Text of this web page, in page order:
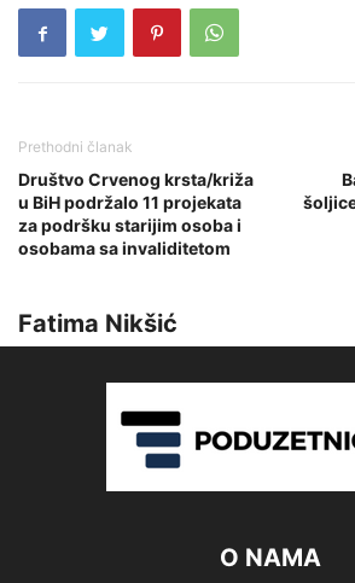
Prethodni članak
Društvo Crvenog krsta/križa
u BiH podržalo 11 projekata
za podršku starijim osoba i
osobama sa invaliditetom
Fatima Nikšić
O NAMA